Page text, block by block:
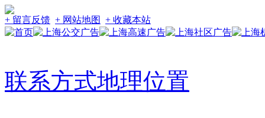
+ 留言反馈 + 网站地图 + 收藏本站
联系方式地理位置